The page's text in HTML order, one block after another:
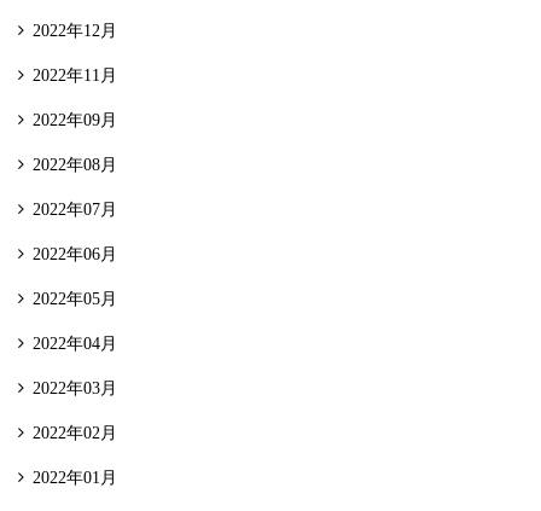
2022年12月
2022年11月
2022年09月
2022年08月
2022年07月
2022年06月
2022年05月
2022年04月
2022年03月
2022年02月
2022年01月